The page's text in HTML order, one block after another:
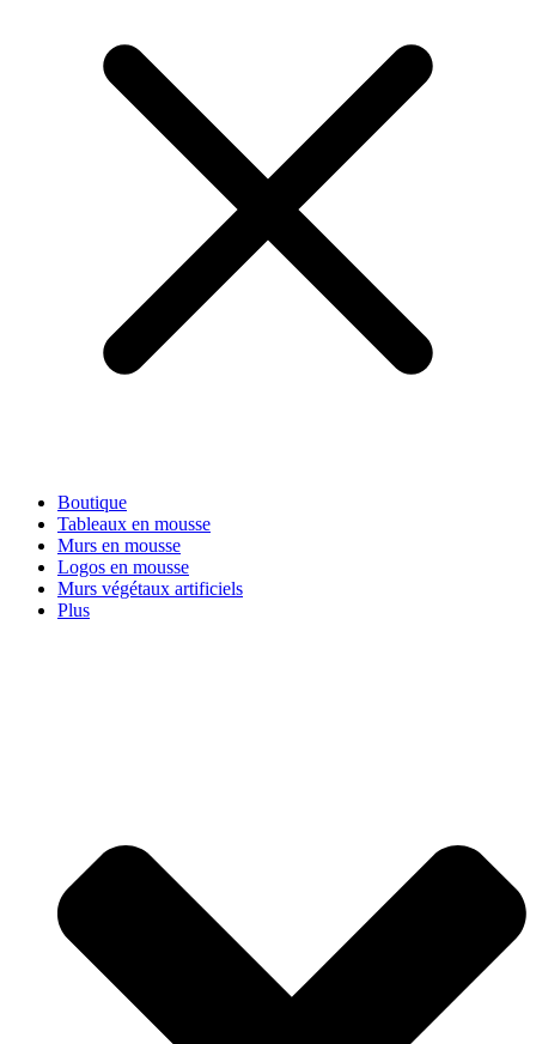
Boutique
Tableaux en mousse
Murs en mousse
Logos en mousse
Murs végétaux artificiels
Plus